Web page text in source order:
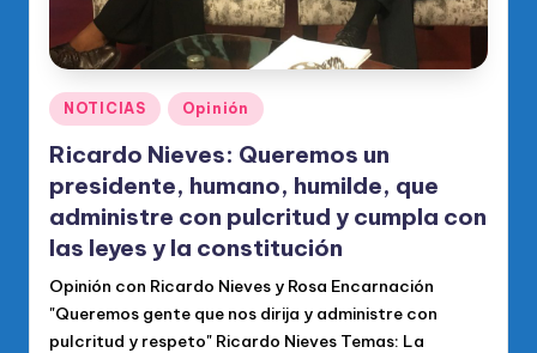
Publicado
en
NOTICIAS Opinión
Ricardo Nieves: Queremos un
presidente, humano, humilde, que
administre con pulcritud y cumpla con
las leyes y la constitución
Opinión con Ricardo Nieves y Rosa Encarnación
"Queremos gente que nos dirija y administre con
pulcritud y respeto" Ricardo Nieves Temas: La